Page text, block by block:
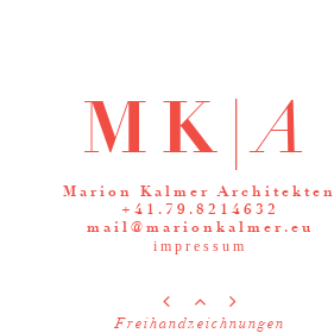
MK|A
Marion Kalmer Architekten
+41.79.8214632
mail@marionkalmer.eu
impressum
  
Freihandzeichnungen